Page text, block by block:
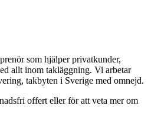
som hjälper privatkunder,
allt inom takläggning. Vi arbetar
takbyten i Sverige med omnejd.
offert eller för att veta mer om